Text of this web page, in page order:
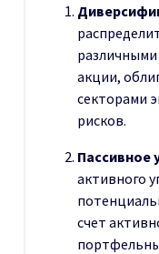
акции,
секторами
рисков.
Пассивное
активного
счет